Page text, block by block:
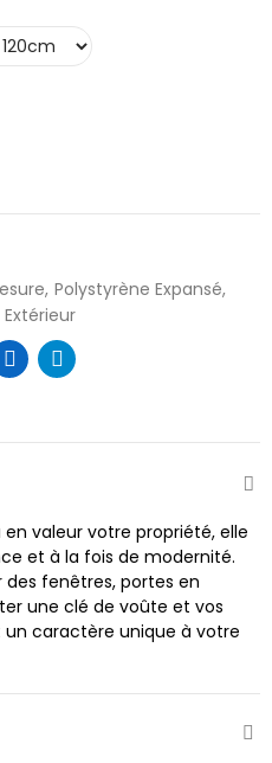
Polystyrène Expansé
Extérieur
valeur votre propriété, elle
et à la fois de modernité.
des fenêtres, portes en
une clé de voûte et vos
caractère unique à votre